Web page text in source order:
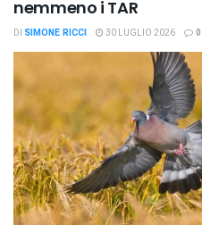
nemmeno i TAR
DI SIMONE RICCI 30 LUGLIO 2026 0